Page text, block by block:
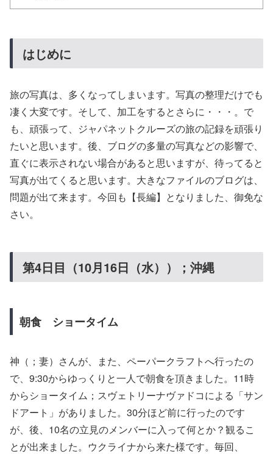
はじめに
旅の写真は、多くなってしまいます。写真の整理だけでも
凄く大変です。そして、加工をするとさらに・・・。で
も、頑張って、ジャパネットクルーズの旅の記録を頑張り
たいと思います。後、ブログの多量の写真などの影響で、
直ぐに表示されない場合があると思いますが、待ってると
写真が出てくると思います。大きなファイルのブログは、
問題が出て来ます。今回も【長編】となりました、御免な
さい。
第4日目（10月16日（水））；沖縄
朝食 ショータイム
神（；妻）さんが、また、ペーパークラフトへ行ったの
で、9:30からゆっくりと一人で朝食を頂きました。11時
からショータイム；スヴェトリーナヴァドコによる「サン
ドアート」がありました。30分ほど前に行ったのです
が、後、10名の立見のメンバーに入って何とか？観るこ
とが出来ました。ウクライナから来た様です。毎回、